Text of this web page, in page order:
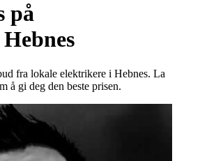
på
fra lokale elektrikere i Hebnes. La
å gi deg den beste prisen.